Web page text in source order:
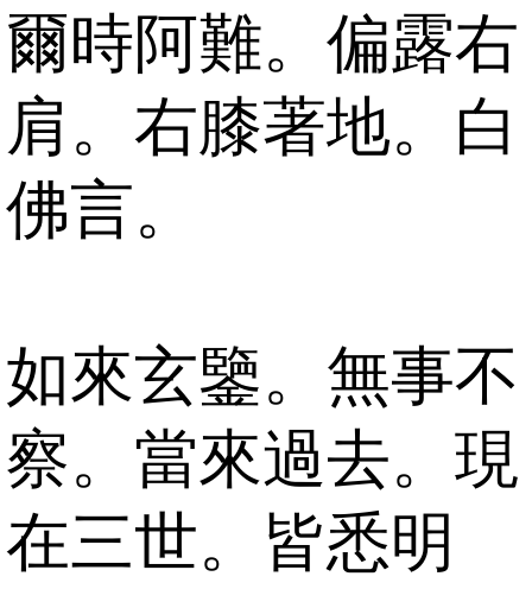
爾時阿難。偏露右
肩。右膝著地。白
佛言。
如來玄鑒。無事不
察。當來過去。現
在三世。皆悉明